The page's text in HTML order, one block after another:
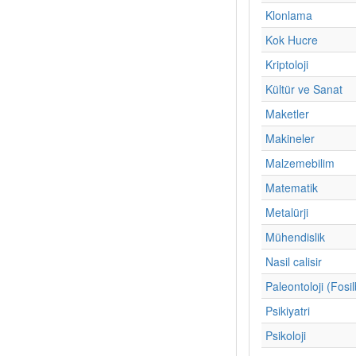
Klonlama
Kok Hucre
Kriptoloji
Kültür ve Sanat
Maketler
Makineler
Malzemebilim
Matematik
Metalürji
Mühendislik
Nasil calisir
Paleontoloji
Psikiyatri
Psikoloji